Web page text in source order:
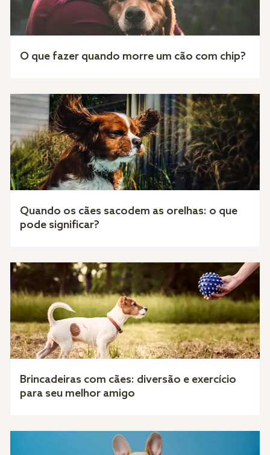
O que fazer quando morre um cão com chip?
Quando os cães sacodem as orelhas: o que
pode significar?
Brincadeiras com cães: diversão e exercício
para seu melhor amigo